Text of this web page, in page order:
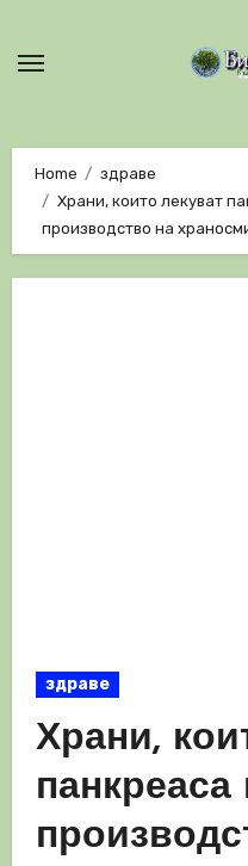
Home
здраве
Храни, които лекуват
производство на
здраве
Храни,
панкреаса